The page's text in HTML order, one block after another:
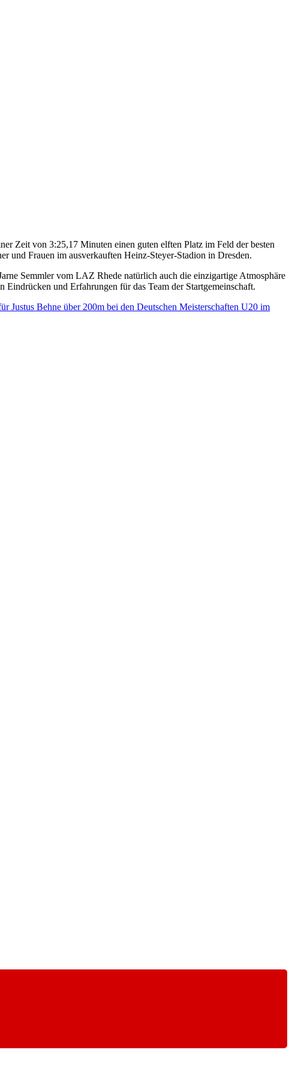
Zeit von 3:25,17 Minuten einen guten elften Platz im Feld der besten
und Frauen im ausverkauften Heinz-Steyer-Stadion in Dresden.
Semmler vom LAZ Rhede natürlich auch die einzigartige Atmosphäre
und Erfahrungen für das Team der Startgemeinschaft.
Justus Behne über 200m bei den Deutschen Meisterschaften U20 im